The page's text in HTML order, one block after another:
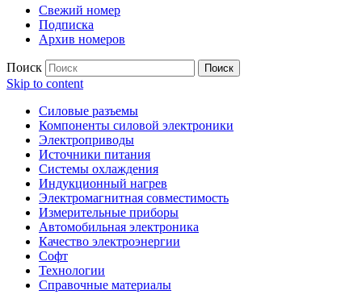
Свежий номер
Подписка
Архив номеров
Поиск
Skip to content
Силовые разъемы
Компоненты силовой электроники
Электроприводы
Источники питания
Системы охлаждения
Индукционный нагрев
Электромагнитная совместимость
Измерительные приборы
Автомобильная электроника
Качество электроэнергии
Софт
Технологии
Справочные материалы